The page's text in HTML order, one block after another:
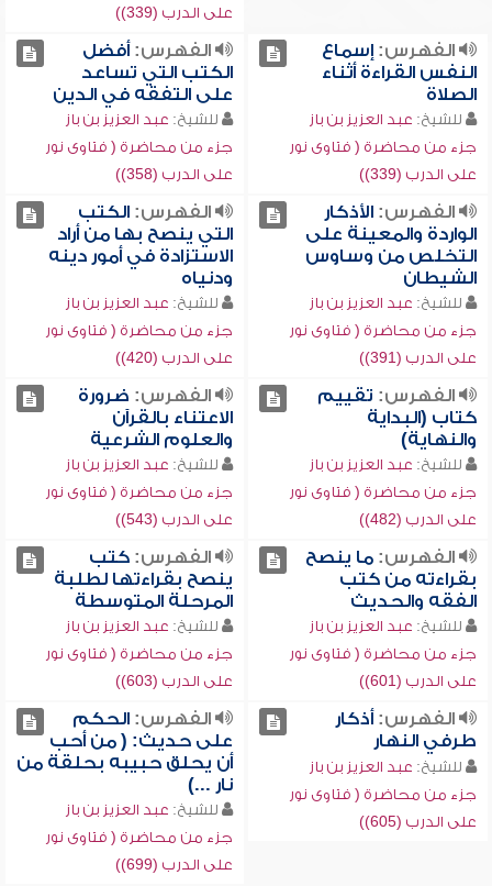
على الدرب (339))
الفهرس:إسماع
النفس القراءة أثناء
الصلاة
للشيخ: عبد العزيز بن باز
جزء من محاضرة ( فتاوى نور
على الدرب (339))
الفهرس:أفضل
الكتب التي تساعد
على التفقه في الدين
للشيخ: عبد العزيز بن باز
جزء من محاضرة ( فتاوى نور
على الدرب (358))
الفهرس:الأذكار
الواردة والمعينة على
التخلص من وساوس
الشيطان
للشيخ: عبد العزيز بن باز
جزء من محاضرة ( فتاوى نور
على الدرب (391))
الفهرس:الكتب
التي ينصح بها من أراد
الاستزادة في أمور دينه
ودنياه
للشيخ: عبد العزيز بن باز
جزء من محاضرة ( فتاوى نور
على الدرب (420))
الفهرس: تقييم
كتاب (البداية
والنهاية)
للشيخ: عبد العزيز بن باز
جزء من محاضرة ( فتاوى نور
على الدرب (482))
الفهرس: ضرورة
الاعتناء بالقرآن
والعلوم الشرعية
للشيخ: عبد العزيز بن باز
جزء من محاضرة ( فتاوى نور
على الدرب (543))
الفهرس:ما ينصح
بقراءته من كتب
الفقه والحديث
للشيخ: عبد العزيز بن باز
جزء من محاضرة ( فتاوى نور
على الدرب (601))
الفهرس:كتب
ينصح بقراءتها لطلبة
المرحلة المتوسطة
للشيخ: عبد العزيز بن باز
جزء من محاضرة ( فتاوى نور
على الدرب (603))
الفهرس:أذكار
طرفي النهار
للشيخ: عبد العزيز بن باز
جزء من محاضرة ( فتاوى نور
على الدرب (605))
الفهرس:الحكم
على حديث: ( من أحب
أن يحلق حبيبه بحلقة من
نار ...)
للشيخ: عبد العزيز بن باز
جزء من محاضرة ( فتاوى نور
على الدرب (699))